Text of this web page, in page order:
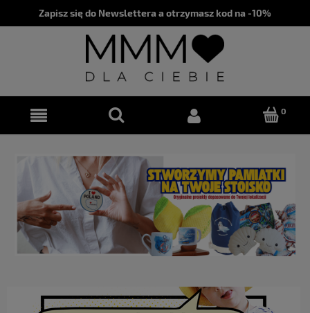
Zapisz się do Newslettera a otrzymasz kod na -10%